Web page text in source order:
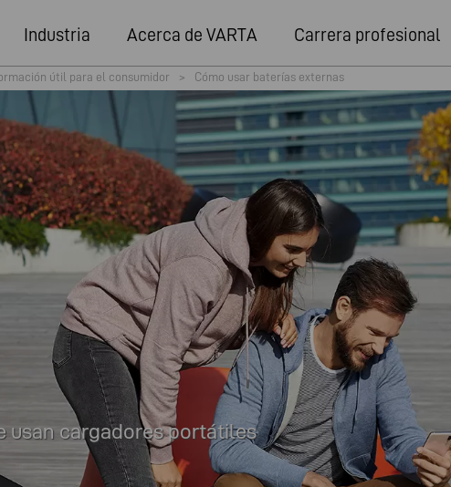
Industria Acerca de VARTA Carrera profesional
útil para el consumidor > Cómo usar baterías externas
usan cargadores portátiles